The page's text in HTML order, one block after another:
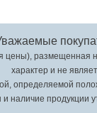
цены), размещенная
характер и не
определяемой
и наличие продукции